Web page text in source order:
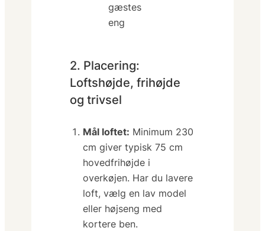
gæstes
eng
2. Placering:
Loftshøjde, frihøjde
og trivsel
Mål loftet: Minimum 230
cm giver typisk 75 cm
hovedfrihøjde i
overkøjen. Har du lavere
loft, vælg en lav model
eller højseng med
kortere ben.